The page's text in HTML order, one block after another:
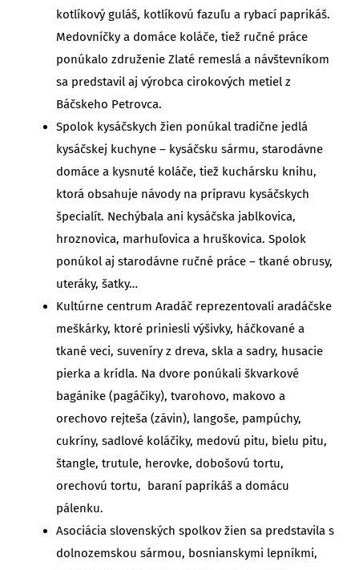
kotlíkový guláš, kotlíkovú fazuľu a rybací paprikáš.
Medovníčky a domáce koláče, tiež ručné práce
ponúkalo združenie Zlaté remeslá a návštevníkom
sa predstavil aj výrobca cirokových metiel z
Báčskeho Petrovca.
Spolok kysáčskych žien ponúkal tradične jedlá
kysáčskej kuchyne – kysáčsku sármu, starodávne
domáce a kysnuté koláče, tiež kuchársku knihu,
ktorá obsahuje návody na prípravu kysáčskych
špecialít. Nechýbala ani kysáčska jablkovica,
hroznovica, marhuľovica a hruškovica. Spolok
ponúkol aj starodávne ručné práce – tkané obrusy,
uteráky, šatky…
Kultúrne centrum Aradáč reprezentovali aradáčske
meškárky, ktoré priniesli výšivky, háčkované a
tkané veci, suveníry z dreva, skla a sadry, husacie
pierka a krídla. Na dvore ponúkali škvarkové
bagánike (pagáčiky), tvarohovo, makovo a
orechovo rejteša (závin), langoše, pampúchy,
cukríny, sadlové koláčiky, medovú pitu, bielu pitu,
štangle, trutule, herovke, dobošovú tortu,
orechovú tortu, baraní paprikáš a domácu
pálenku.
Asociácia slovenských spolkov žien sa predstavila s
dolnozemskou sármou, bosnianskymi lepníkmi,